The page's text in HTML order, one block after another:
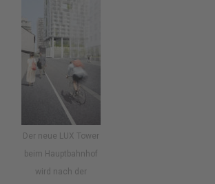
Der neue LUX Tower
beim Hauptbahnhof
wird nach der